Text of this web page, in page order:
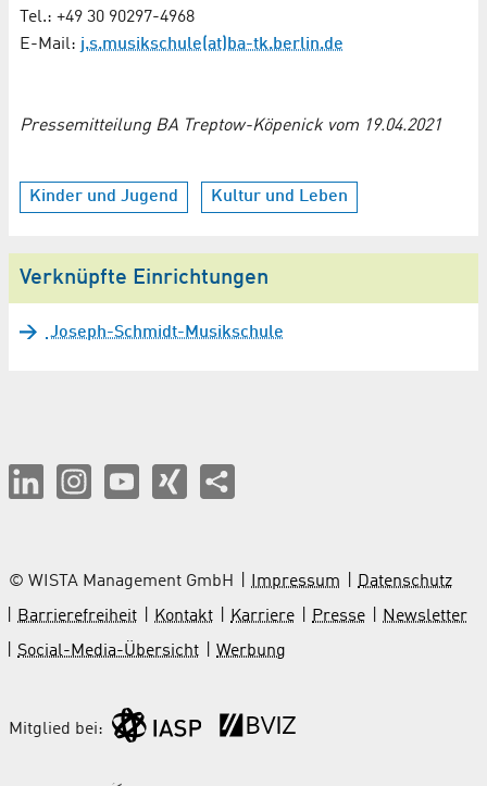
Tel.: +49 30 90297-4968
E-Mail: j.s.musikschule(at)ba-tk.berlin.de
Pressemitteilung BA Treptow-Köpenick vom 19.04.2021
Kinder und Jugend Kultur und Leben
Verknüpfte Einrichtungen
Joseph-Schmidt-Musikschule
© WISTA Management GmbH Impressum
Datenschutz
Barrierefreiheit
Kontakt Karriere Presse
Newsletter
Social-Media-Übersicht
Werbung
Mitglied bei: